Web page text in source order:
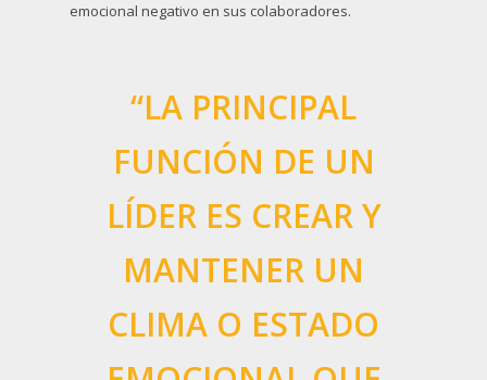
emocional negativo en sus colaboradores.
“LA PRINCIPAL
FUNCIÓN DE UN
LÍDER ES CREAR Y
MANTENER UN
CLIMA O ESTADO